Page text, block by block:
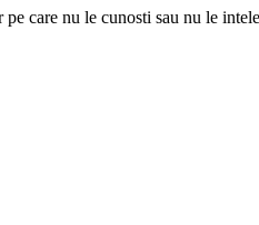
care nu le cunosti sau nu le